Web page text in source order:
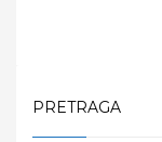
PRETRAGA